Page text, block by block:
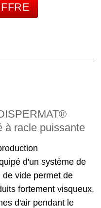
à racle puissante
d'un système de
vide permet de
fortement visqueux.
d'air pendant le